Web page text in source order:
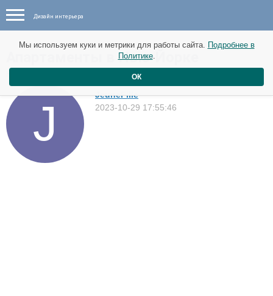
Дизайн интерьера
Апартаменты в Нью-Йорке
JeuneFille
2023-10-29 17:55:46
Мы используем куки и метрики для работы сайта. Подробнее в
Политике.
ОК